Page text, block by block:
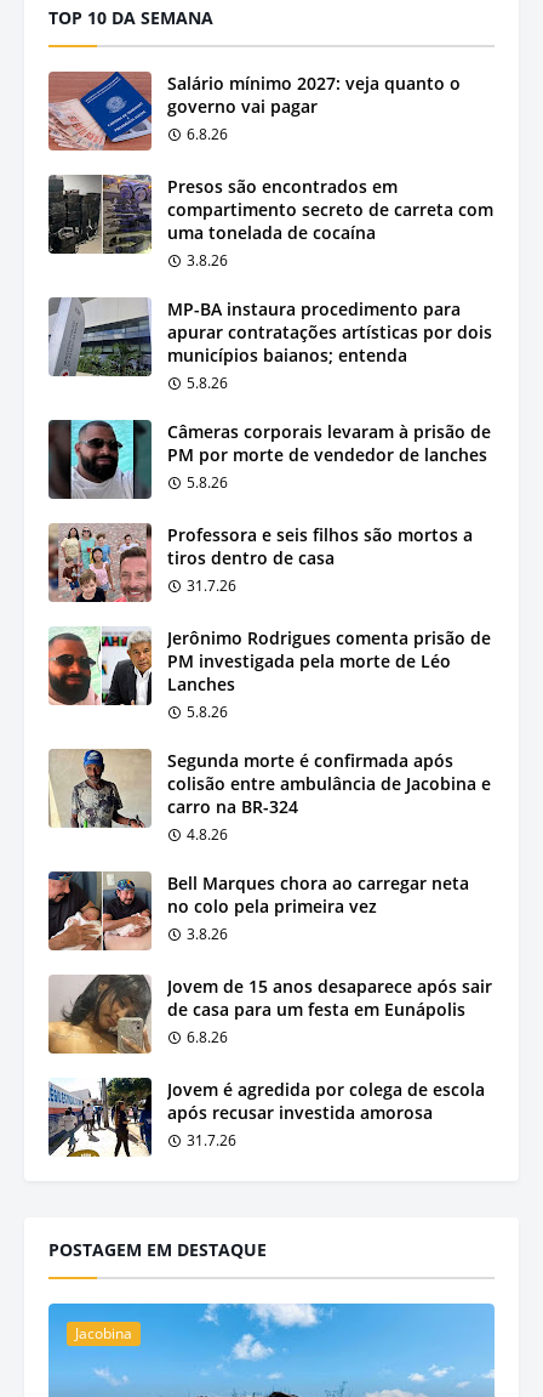
TOP 10 DA SEMANA
Salário mínimo 2027: veja quanto o
governo vai pagar
6.8.26
Presos são encontrados em
compartimento secreto de carreta com
uma tonelada de cocaína
3.8.26
MP-BA instaura procedimento para
apurar contratações artísticas por dois
municípios baianos; entenda
5.8.26
Câmeras corporais levaram à prisão de
PM por morte de vendedor de lanches
5.8.26
Professora e seis filhos são mortos a
tiros dentro de casa
31.7.26
Jerônimo Rodrigues comenta prisão de
PM investigada pela morte de Léo
Lanches
5.8.26
Segunda morte é confirmada após
colisão entre ambulância de Jacobina e
carro na BR-324
4.8.26
Bell Marques chora ao carregar neta
no colo pela primeira vez
3.8.26
Jovem de 15 anos desaparece após sair
de casa para um festa em Eunápolis
6.8.26
Jovem é agredida por colega de escola
após recusar investida amorosa
31.7.26
POSTAGEM EM DESTAQUE
Jacobina